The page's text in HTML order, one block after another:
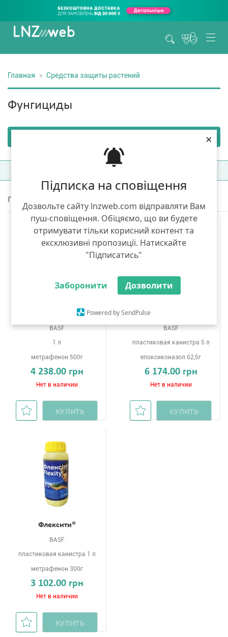
Підписка на сповіщення
Дозвольте сайту lnzweb.com відправляти Вам
пуш-сповіщення. Обіцяємо, що ви будете
отримувати тільки корисний контент та
ексклюзивні пропозиції. Натискайте
"Підписатись"
Заборонити Дозволити
Powered by SendPulse
×
Главная Средства защиты растений
Фунгициды
Сортировка:
Показано 3 товаров из 3
BASF
1 л
метрафенон 500г
4 238.00 грн
Нет в наличии
КУПИТЬ
BASF
пластиковая канистра 5 л
епоксиконазол 62,5г
6 174.00 грн
Нет в наличии
КУПИТЬ
Флексити®
BASF
пластиковая канистра 1 л
метрафенон 300г
3 102.00 грн
Нет в наличии
КУПИТЬ